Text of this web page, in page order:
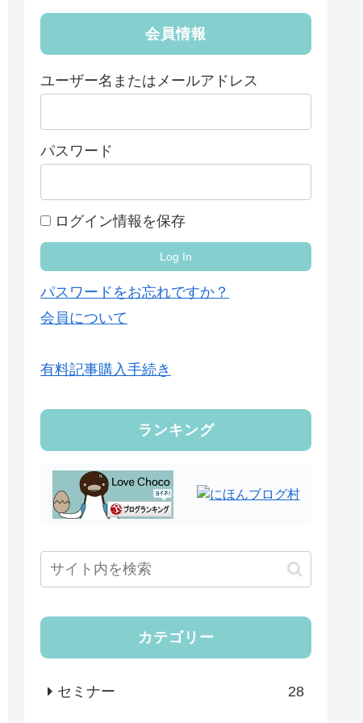
会員情報
ユーザー名またはメールアドレス
パスワード
ログイン情報を保存
パスワードをお忘れですか？
会員について
有料記事購入手続き
ランキング
カテゴリー
セミナー 28